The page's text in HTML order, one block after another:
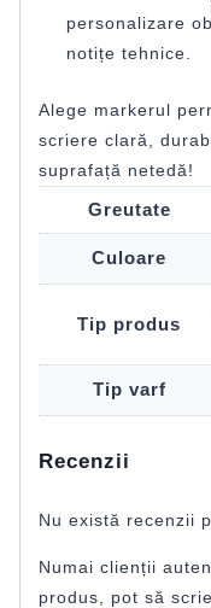
personalizare
notițe tehnice.
Alege markerul
scriere clară,
suprafață netedă!
Greutate
Culoare
Tip produs
Tip varf
Recenzii
Nu există recenzii
Numai clienții
produs, pot să